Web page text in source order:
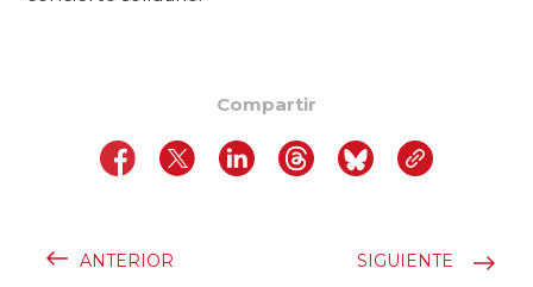
Compartir
ANTERIOR SIGUIENTE